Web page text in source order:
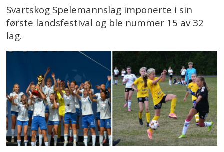
Svartskog Spelemannslag imponerte i sin
første landsfestival og ble nummer 15 av 32
lag.